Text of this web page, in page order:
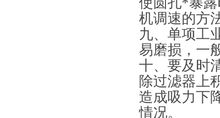
机调速的方
九、单项工
易磨损，一
十、要及时
除过滤器上
造成吸力下
情况。